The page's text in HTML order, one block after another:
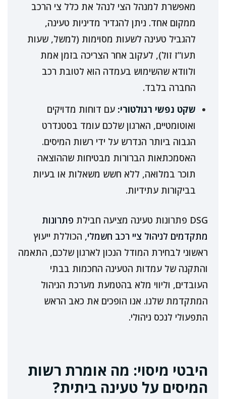
מאפשרת למנהל הצי לנהל את כלל צי הרכב
ממקום אחד. ניתן להגדיר מדיניות טעינה,
להגביל טעינה לשעות מסוימות (למשל, שעות
תעו”ז זול), לעקוב אחר הצריכה בזמן אמת
ולוודא שהשימוש בעמדה הוא לטובת רכב
החברה בלבד.
שקט נפשי רגולטורי: עם דוחות מדויקים
ואוטומטיים, הארגון שלכם עומד בסטנדרט
הגבוה ביותר הנדרש על ידי רשות המיסים.
האסמכתאות הברורות מבטיחות שההוצאה
תוכר במלואה, ללא חשש משאלות או בעיות
בביקורות עתידיות.
DSG פתרונות טעינה מציעה חבילת
פתרונות
מתקדמים לניהול ציי רכב חשמלי, הכוללת ייעוץ
ראשוני לבחירת המודל הנכון לארגון שלכם, התאמה
והתקנה של עמדות הטעינה החכמות בבתי
העובדים, וליווי מלא בהטמעת מערכת הניהול
המתקדמת שלנו. אנו הופכים את כאב הראש
התפעולי לנכס ניהולי.
היבטי מיסוי: מה אומרת רשות
המיסים על טעינה ביתית?